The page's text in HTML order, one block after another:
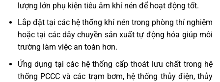
lượng lớn phụ kiện tiêu âm khí nén để hoạt động tốt.
Lắp đặt tại các hệ thống khí nén trong phòng thí nghiệm
hoặc tại các dây chuyền sản xuất tự động hóa giúp môi
trường làm việc an toàn hơn.
Ứng dụng tại các hệ thống cấp thoát lưu chất trong hệ
thống PCCC và các trạm bơm, hệ thống thủy điện, thủy